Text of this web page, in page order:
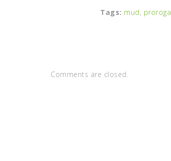
Tags: mud, proroga
Comments are closed.